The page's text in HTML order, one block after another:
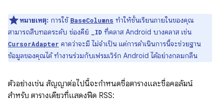
หมายเหตุ: การใช้ BaseColumns ทำให้ชั้นเรียนภายในของคุณ
สามารถสืบทอดระดับ ช่องคีย์
_ID ที่คลาส Android บางคลาส เช่น
CursorAdapter คาดว่าจะมี ไม่จำเป็น แต่การดำเนินการนี้จะช่วยฐาน
ข้อมูลของคุณได้ ทำงานร่วมกับเฟรมเวิร์ก Android ได้อย่างกลมกลืน
ตัวอย่างเช่น สัญญาต่อไปนี้จะกำหนดชื่อตารางและชื่อคอลัมน์
สำหรับ ตารางเดียวที่แสดงฟีด RSS: